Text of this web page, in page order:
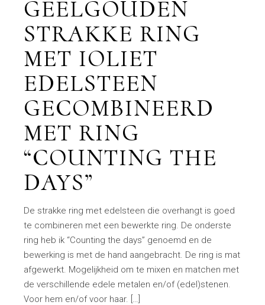
GEELGOUDEN
STRAKKE RING
MET IOLIET
EDELSTEEN
GECOMBINEERD
MET RING
“COUNTING THE
DAYS”
De strakke ring met edelsteen die overhangt is goed
te combineren met een bewerkte ring. De onderste
ring heb ik “Counting the days” genoemd en de
bewerking is met de hand aangebracht. De ring is mat
afgewerkt. Mogelijkheid om te mixen en matchen met
de verschillende edele metalen en/of (edel)stenen.
Voor hem en/of voor haar. […]